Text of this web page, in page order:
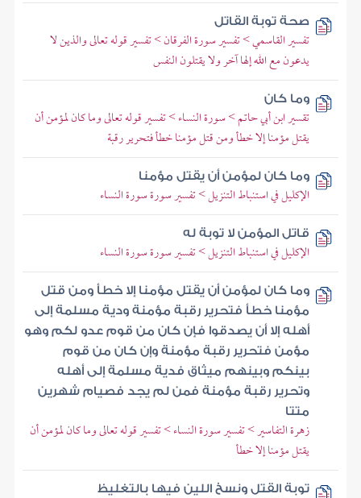
صحة توبة القاتل
تفسير القاسمي > تفسير سورة الفرقان > تفسير قوله تعالى والذين لا
يدعون مع الله إلها آخر ولا يقتلون النفس
وما كان
تقسير ابن أبي حاتم > سورة النساء > تفسير قوله تعالى وما كان لمؤمن أن
يقتل مؤمنا إلا خطأ ومن قتل مؤمنا خطأ فتحرير رقبة
وما كان لمؤمن أن يقتل مؤمنا
الإكليل في استنباط التنزيل > تفسير سورة سورة النساء
قاتل المؤمن لا توبة له
الإكليل في استنباط التنزيل > تفسير سورة سورة النساء
وما كان لمؤمن أن يقتل مؤمنا إلا خطأ ومن قتل
مؤمنا خطأ فتحرير رقبة مؤمنة ودية مسلمة إلى
أهله إلا أن يصدقوا فإن كان من قوم عدو لكم وهو
مؤمن فتحرير رقبة مؤمنة وإن كان من قوم
بينكم وبينهم ميثاق فدية مسلمة إلى أهله
وتحرير رقبة مؤمنة فمن لم يجد فصيام شهرين
متتا
زهرة التفاسير > تفسير سورة النساء > تفسير قوله تعالى وما كان لمؤمن أن
يقتل مؤمنا إلا خطأ
توبة القتل ونسخ اللين فيها بالتغليظ